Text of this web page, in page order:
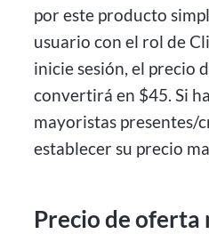
por este producto
usuario con el rol de
inicie sesión, el precio
convertirá en $45. Si
mayoristas presentes/
establecer su precio
Precio de oferta